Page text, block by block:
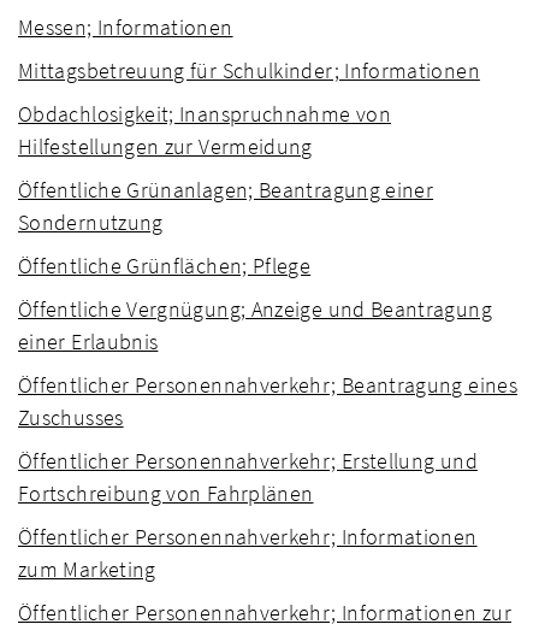
Messen; Informationen
Mittagsbetreuung für Schulkinder; Informationen
Obdachlosigkeit; Inanspruchnahme von
Hilfestellungen zur Vermeidung
Öffentliche Grünanlagen; Beantragung einer
Sondernutzung
Öffentliche Grünflächen; Pflege
Öffentliche Vergnügung; Anzeige und Beantragung
einer Erlaubnis
Öffentlicher Personennahverkehr; Beantragung eines
Zuschusses
Öffentlicher Personennahverkehr; Erstellung und
Fortschreibung von Fahrplänen
Öffentlicher Personennahverkehr; Informationen
zum Marketing
Öffentlicher Personennahverkehr; Informationen zur